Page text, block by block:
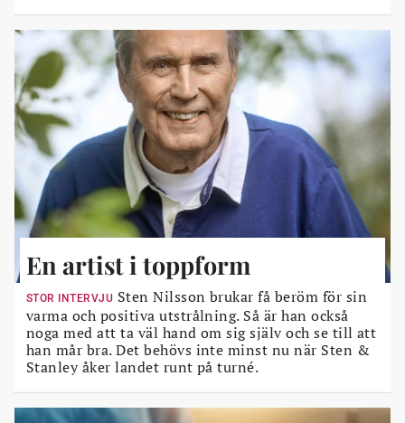
En artist i toppform
STOR INTERVJU Sten Nilsson brukar få beröm för sin
varma och positiva utstrålning. Så är han också
noga med att ta väl hand om sig själv och se till att
han mår bra. Det behövs inte minst nu när Sten &
Stanley åker landet runt på turné.